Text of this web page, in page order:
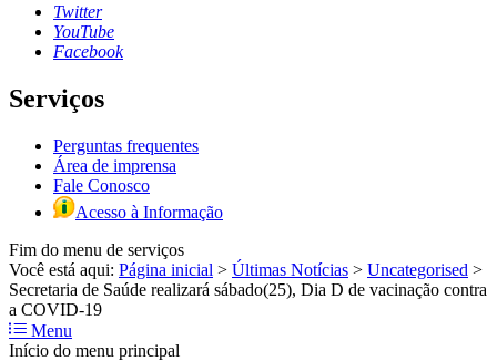
Twitter
YouTube
Facebook
Serviços
Perguntas frequentes
Área de imprensa
Fale Conosco
Acesso à Informação
Fim do menu de serviços
Você está aqui: Página inicial > Últimas Notícias > Uncategorised >
Secretaria de Saúde realizará sábado(25), Dia D de vacinação contra
a COVID-19
Menu
Início do menu principal